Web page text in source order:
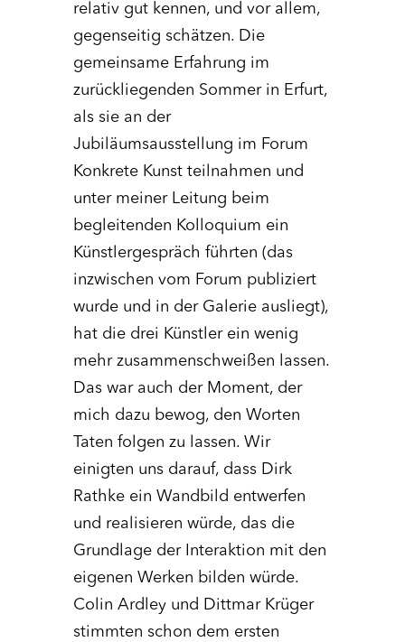
relativ gut kennen, und vor allem,
gegenseitig schätzen. Die
gemeinsame Erfahrung im
zurückliegenden Sommer in Erfurt,
als sie an der
Jubiläumsausstellung im Forum
Konkrete Kunst teilnahmen und
unter meiner Leitung beim
begleitenden Kolloquium ein
Künstlergespräch führten (das
inzwischen vom Forum publiziert
wurde und in der Galerie ausliegt),
hat die drei Künstler ein wenig
mehr zusammenschweißen lassen.
Das war auch der Moment, der
mich dazu bewog, den Worten
Taten folgen zu lassen. Wir
einigten uns darauf, dass Dirk
Rathke ein Wandbild entwerfen
und realisieren würde, das die
Grundlage der Interaktion mit den
eigenen Werken bilden würde.
Colin Ardley und Dittmar Krüger
stimmten schon dem ersten